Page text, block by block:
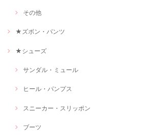
その他
★ズボン・パンツ
★シューズ
サンダル・ミュール
ヒール・パンプス
スニーカー・スリッポン
ブーツ